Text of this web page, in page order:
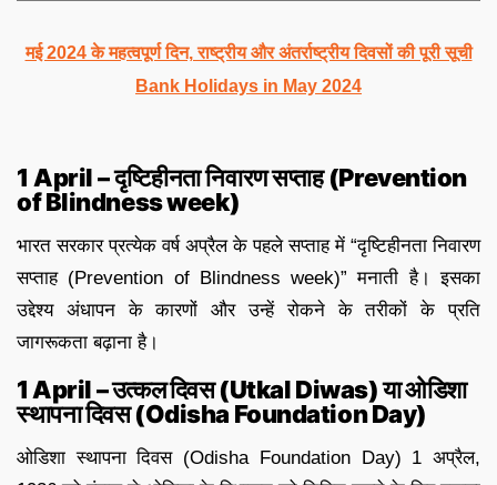
मई 2024 के महत्वपूर्ण दिन, राष्ट्रीय और अंतर्राष्ट्रीय दिवसों की पूरी सूची
Bank Holidays in May 2024
1 April – दृष्टिहीनता निवारण सप्ताह (Prevention
of Blindness week)
भारत सरकार प्रत्येक वर्ष अप्रैल के पहले सप्ताह में “दृष्टिहीनता निवारण
सप्ताह (Prevention of Blindness week)” मनाती है। इसका
उद्देश्य अंधापन के कारणों और उन्हें रोकने के तरीकों के प्रति
जागरूकता बढ़ाना है।
1 April – उत्कल दिवस (Utkal Diwas) या ओडिशा
स्थापना दिवस (Odisha Foundation Day)
ओडिशा स्थापना दिवस (Odisha Foundation Day) 1 अप्रैल,